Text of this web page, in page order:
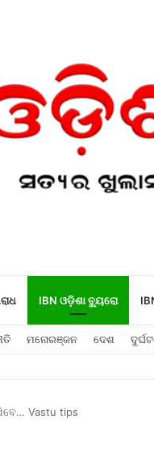
IBN ଓଡ଼ିଶା ବ୍ୟୁରୋ
ମନୋରଞ୍ଜନ ଦେଶ
Vastu tips